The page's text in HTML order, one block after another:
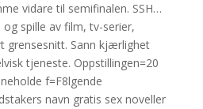
vidare til semifinalen. SSH…
spille av film, tv-serier,
grensesnitt. Sann kjærlighet
tjeneste. Oppstillingen=20
f=F8lgende
navn gratis sex noveller